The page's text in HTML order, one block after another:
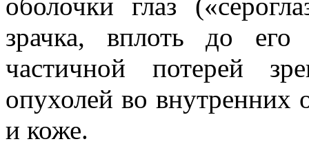
оболочки глаз
зрачка, вплоть до
частичной потерей
опухолей во внутренних
и коже.